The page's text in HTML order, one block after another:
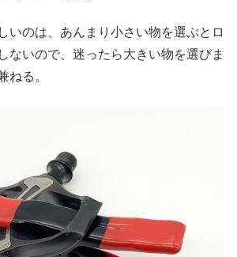
いのは、あんまり小さい物を選ぶとロ
ないので、迷ったら大きい物を選びま
ねる。